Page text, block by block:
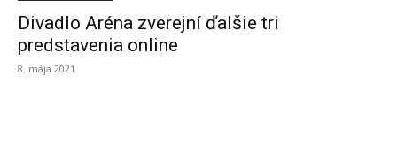
Divadlo Aréna zverejní ďalšie tri
predstavenia online
8. mája 2021